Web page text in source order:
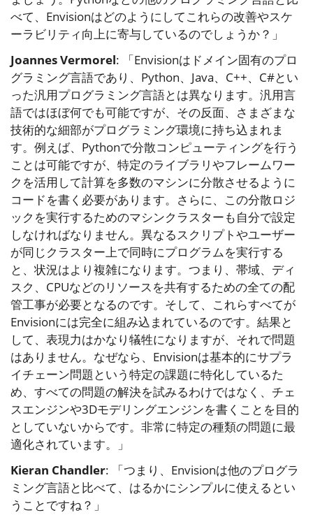
べて、Envisionはどのようにしてこれらの改善やスケ
ーラビリティ向上に寄与しているのでしょうか？」
Joannes Vermorel: 「Envisionはドメイン固有のプロ
グラミング言語であり、Python、Java、C++、C#とい
った汎用プログラミング言語とは異なります。汎用言
語ではほぼ何でも可能ですが、その反面、さまざまな
技術的な細部がプログラミング環境に持ち込まれま
す。例えば、Pythonで分散コンピューティングを行う
ことは可能ですが、特定のライブラリやフレームワー
クを活用して計算を多数のマシンに分散させるように
コードを書く必要があります。さらに、この分散ロジ
ックを実行するためのマシンクラスターも自分で設定
しなければなりません。異なるスクリプトやユーザー
が同じクラスター上で同時にプログラムを実行する
と、状況はより複雑になります。つまり、帯域、ディ
スク、CPUなどのリソースを共有するための全ての配
管工事が必要となるのです。そして、これらすべてが
Envisionには完全に組み込まれているのです。結果と
して、表現力はかなり犠牲になりますが、それで問題
はありません。なぜなら、Envisionは基本的にサプラ
イチェーン問題という特定の課題に特化しているた
め、すべての問題の解決を試みるわけではなく、チェ
スエンジンや3Dモデリングエンジンを書くことを目的
としていないからです。非常に特定の種類の問題に最
適化されています。」
Kieran Chandler: 「つまり、Envisionは他のプログラ
ミング言語と比べて、はるかにシンプルに使えるとい
うことですね？」